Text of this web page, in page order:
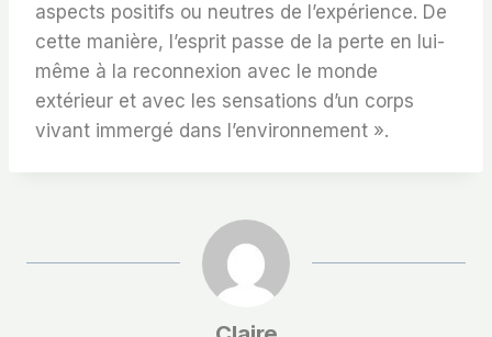
aspects positifs ou neutres de l’expérience. De
cette manière, l’esprit passe de la perte en lui-
même à la reconnexion avec le monde
extérieur et avec les sensations d’un corps
vivant immergé dans l’environnement ».